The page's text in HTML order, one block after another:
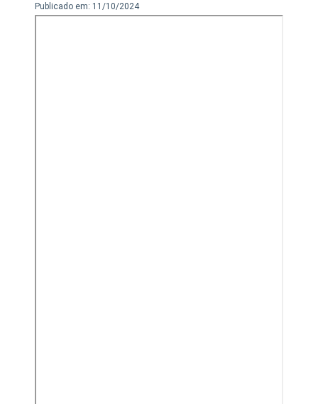
Publicado em: 11/10/2024